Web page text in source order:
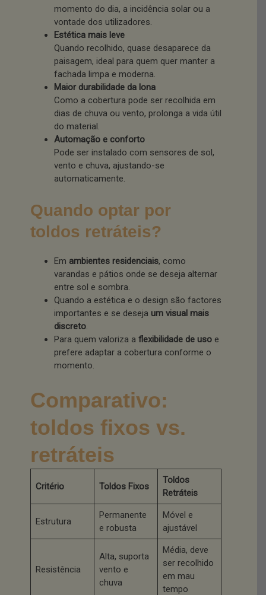
momento do dia, a incidência solar ou a
vontade dos utilizadores.
Estética mais leve
Quando recolhido, quase desaparece da
paisagem, ideal para quem quer manter a
fachada limpa e moderna.
Maior durabilidade da lona
Como a cobertura pode ser recolhida em
dias de chuva ou vento, prolonga a vida útil
do material.
Automação e conforto
Pode ser instalado com sensores de sol,
vento e chuva, ajustando-se
automaticamente.
Quando optar por
toldos retráteis?
Em ambientes residenciais, como
varandas e pátios onde se deseja alternar
entre sol e sombra.
Quando a estética e o design são factores
importantes e se deseja um visual mais
discreto.
Para quem valoriza a flexibilidade de uso e
prefere adaptar a cobertura conforme o
momento.
Comparativo:
toldos fixos vs.
retráteis
Critério Toldos Fixos
Toldos
Retráteis
Estrutura
Permanente
e robusta
Móvel e
ajustável
Resistência
Alta, suporta
vento e
chuva
Média, deve
ser recolhido
em mau
tempo